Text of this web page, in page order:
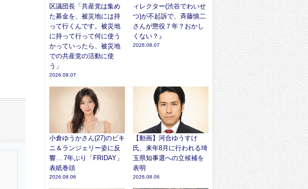
区議団長「共産党は集め
た募金を、被災地には持
って行くんです。被災地
に持って行って何に使う
かっていったら、被災地
での共産党の活動に使
う」
2026.08.07
ィレクター(渋谷でわいせ
つ)が不起訴で、斉藤慎二
さんが懲役７年？おかし
くない？』
2026.08.07
小倉ゆうかさん(27)のビキ
ニ＆ランジェリー姿に反
響… 7年ぶり「FRIDAY」
表紙巻頭
2026.08.06
【動画】河合ゆうすけ
氏、来年8月に行われる埼
玉県知事選への立候補を
表明
2026.08.06